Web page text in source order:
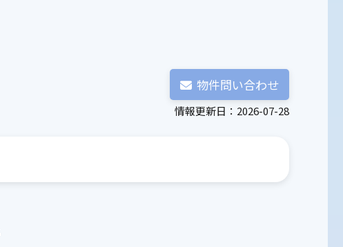
物件問い合わせ
情報更新日：2026-07-28